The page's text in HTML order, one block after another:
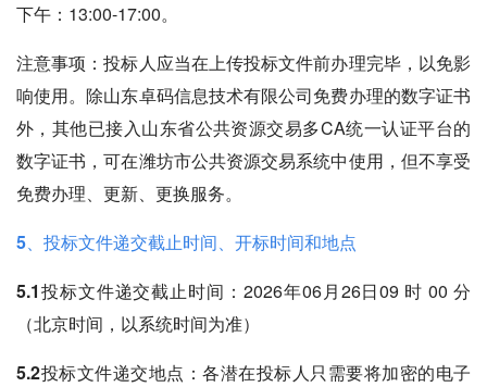
下午：13:00-17:00。
注意事项：投标人应当在上传投标文件前办理完毕，以免影
响使用。除山东卓码信息技术有限公司免费办理的数字证书
外，其他已接入山东省公共资源交易多CA统一认证平台的
数字证书，可在潍坊市公共资源交易系统中使用，但不享受
免费办理、更新、更换服务。
5、投标文件递交截止时间、开标时间和地点
5.1投标文件递交截止时间 ：2026年06月26日09 时 00 分
（北京时间，以系统时间为准）
5.2投标文件递交地点 ：各潜在投标人只需要将加密的电子